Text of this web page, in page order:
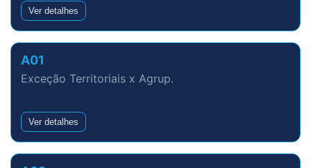
Ver detalhes
A01
Exceção Territoriais x Agrup.
Ver detalhes